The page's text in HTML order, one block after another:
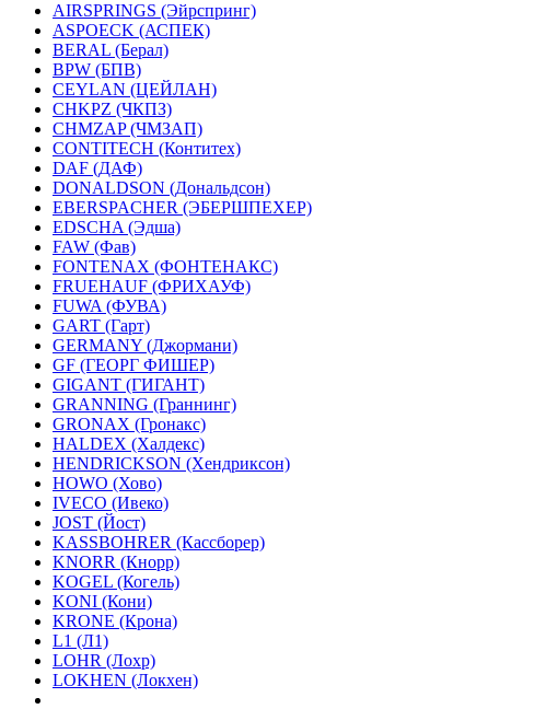
AIRSPRINGS (Эйрспринг)
ASPOECK (АСПЕК)
BERAL (Берал)
BPW (БПВ)
CEYLAN (ЦЕЙЛАН)
CHKPZ (ЧКПЗ)
CHMZAP (ЧМЗАП)
CONTITECH (Контитех)
DAF (ДАФ)
DONALDSON (Дональдсон)
EBERSPACHER (ЭБЕРШПЕХЕР)
EDSCHA (Эдша)
FAW (Фав)
FONTENAX (ФОНТЕНАКС)
FRUEHAUF (ФРИХАУФ)
FUWA (ФУВА)
GART (Гарт)
GERMANY (Джормани)
GF (ГЕОРГ ФИШЕР)
GIGANT (ГИГАНТ)
GRANNING (Граннинг)
GRONAX (Гронакс)
HALDEX (Халдекс)
HENDRICKSON (Хендриксон)
HOWO (Хово)
IVECO (Ивеко)
JOST (Йост)
KASSBOHRER (Касcборер)
KNORR (Кнорр)
KOGEL (Когель)
KONI (Кони)
KRONE (Крона)
L1 (Л1)
LOHR (Лохр)
LOKHEN (Локхен)